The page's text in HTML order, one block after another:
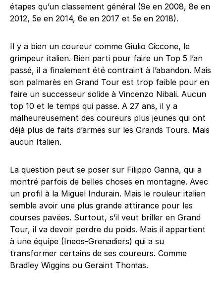
étapes qu’un classement général (9e en 2008, 8e en
2012, 5e en 2014, 6e en 2017 et 5e en 2018).
Il y a bien un coureur comme Giulio Ciccone, le
grimpeur italien. Bien parti pour faire un Top 5 l’an
passé, il a finalement été contraint à l’abandon. Mais
son palmarès en Grand Tour est trop faible pour en
faire un successeur solide à Vincenzo Nibali. Aucun
top 10 et le temps qui passe. A 27 ans, il y a
malheureusement des coureurs plus jeunes qui ont
déjà plus de faits d’armes sur les Grands Tours. Mais
aucun Italien.
La question peut se poser sur Filippo Ganna, qui a
montré parfois de belles choses en montagne. Avec
un profil à la Miguel Indurain. Mais le rouleur italien
semble avoir une plus grande attirance pour les
courses pavées. Surtout, s’il veut briller en Grand
Tour, il va devoir perdre du poids. Mais il appartient
à une équipe (Ineos-Grenadiers) qui a su
transformer certains de ses coureurs. Comme
Bradley Wiggins ou Geraint Thomas.